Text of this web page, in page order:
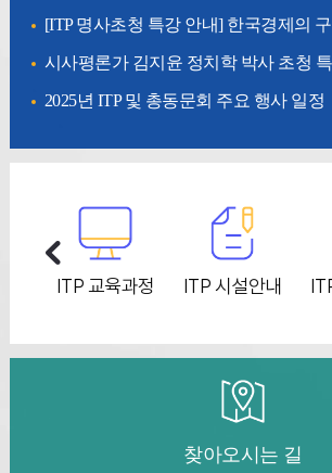
2025년 ITP 및 총동문회 주요 행사 일정
교육과정 ITP 시설안내 ITP 총동문
찾아오시는 길